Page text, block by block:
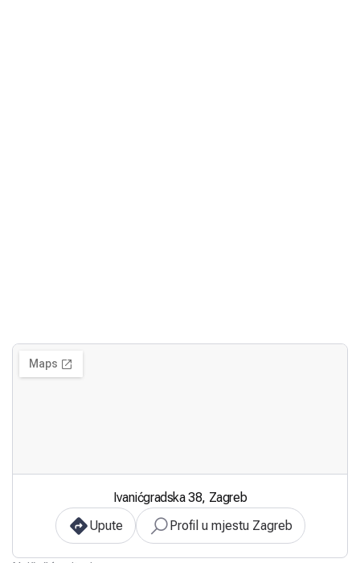
Ivanićgradska 38, Zagreb
Upute
Profil u mjestu Zagreb